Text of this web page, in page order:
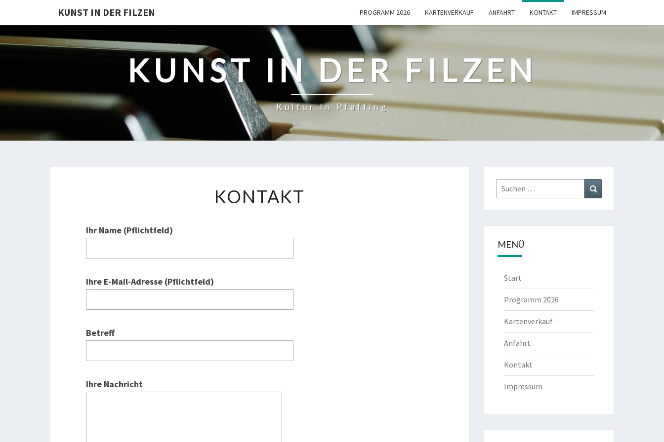
KUNST IN DER FILZEN PROGRAMM 2026 KARTENVERKAUF ANFAHRT KONTAKT IMPRESSUM
KUNST IN DER FILZEN
Kultur In Pfaffing
KONTAKT
Ihr Name (Pflichtfeld)
Ihre E-Mail-Adresse (Pflichtfeld)
Betreff
Ihre Nachricht
Suchen
nach:
MENÜ
Start
Programm 2026
Kartenverkauf
Anfahrt
Kontakt
Impressum